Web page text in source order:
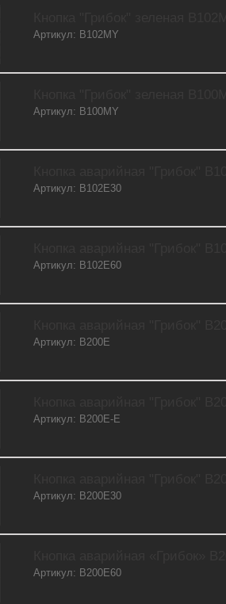
Артикул: B102MY
Артикул: B100MY
Артикул: B102E30
Артикул: B102E60
Артикул: B200E
Артикул: B200E-E
Артикул: B200E30
Артикул: B200E60